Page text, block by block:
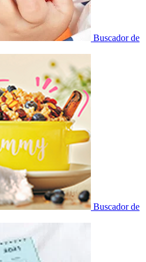
Buscador de
Buscador de